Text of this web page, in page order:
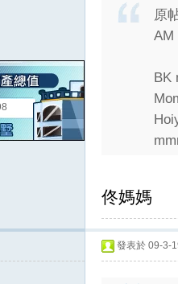
原
AM
佟媽
發表於 09-3-